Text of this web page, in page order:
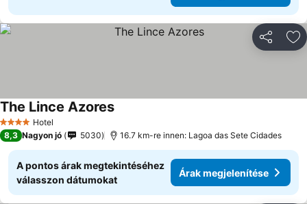
4 KategóriaHotel
The Lince Azores
8,3 Nagyon jó 5030 16.7 km-re innen: Lagoa das Sete Cidades
A pontos árak megtekintéséhez
válasszon dátumokat
Árak megjelenítése